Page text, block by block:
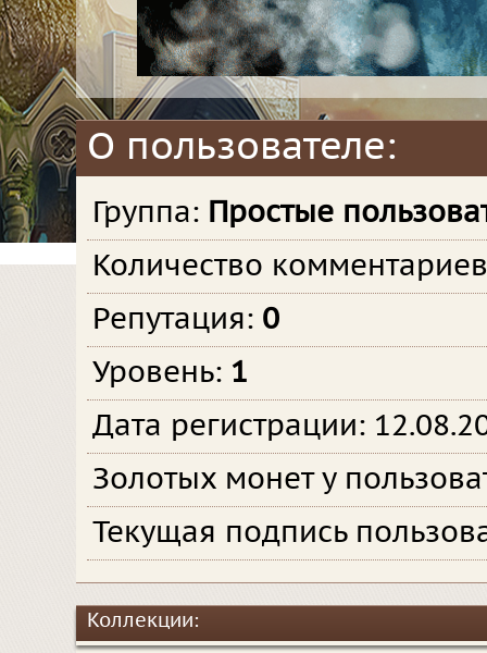
О пользователе:
Группа: Простые
Количество
Репутация: 0
Уровень: 1
Дата регистрации:
Золотых монет у
Текущая подпись
Коллекции: